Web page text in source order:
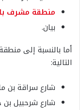
منطقة مشرف
بيان.
أما بالنسبة إلى
التالية:
شارع سراقة بن
شارع شرحبيل